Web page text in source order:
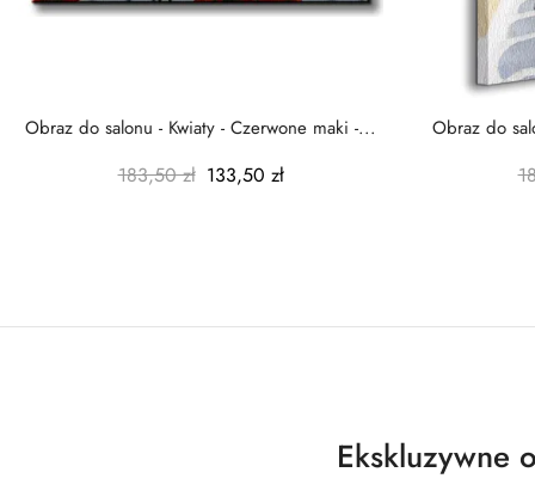
Obraz do salonu - Kwiaty - Czerwone maki -...
183,50 zł 133,50 zł
Obraz do
Ekskluzywne